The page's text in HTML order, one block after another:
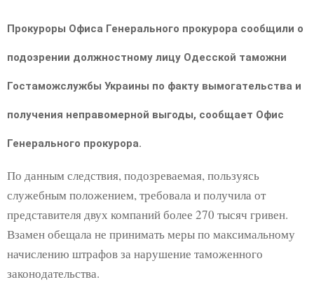
Прокуроры Офиса Генерального прокурора сообщили о
подозрении должностному лицу Одесской таможни
Гостаможслужбы Украины по факту вымогательства и
получения неправомерной выгоды, сообщает Офис
Генерального прокурора.
По данным следствия, подозреваемая, пользуясь
служебным положением, требовала и получила от
представителя двух компаний более 270 тысяч гривен.
Взамен обещала не принимать меры по максимальному
начислению штрафов за нарушение таможенного
законодательства.